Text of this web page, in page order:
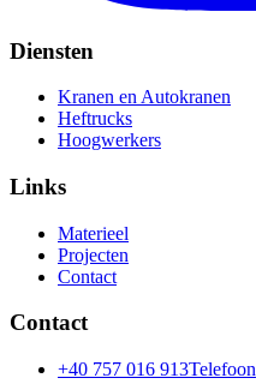
Diensten
Kranen en Autokranen
Heftrucks
Hoogwerkers
Links
Materieel
Projecten
Contact
Contact
+40 757 016 913Telefoon